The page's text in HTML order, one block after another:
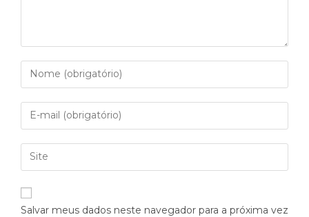
Salvar meus dados neste navegador para a próxima vez